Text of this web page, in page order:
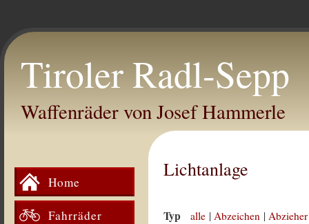
Tiroler Radl-Sepp
Waffenräder von Josef Hammerle
Home
Fahrräder
Lichtanlage
Typ alle |Abzeichen |